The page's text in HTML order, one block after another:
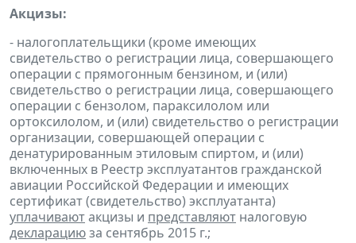
Акцизы:
- налогоплательщики (кроме имеющих
свидетельство о регистрации лица, совершающего
операции с прямогонным бензином, и (или)
свидетельство о регистрации лица, совершающего
операции с бензолом, параксилолом или
ортоксилолом, и (или) свидетельство о регистрации
организации, совершающей операции с
денатурированным этиловым спиртом, и (или)
включенных в Реестр эксплуатантов гражданской
авиации Российской Федерации и имеющих
сертификат (свидетельство) эксплуатанта)
уплачиваютакцизы и представляют налоговую
декларациюза сентябрь 2015 г.;